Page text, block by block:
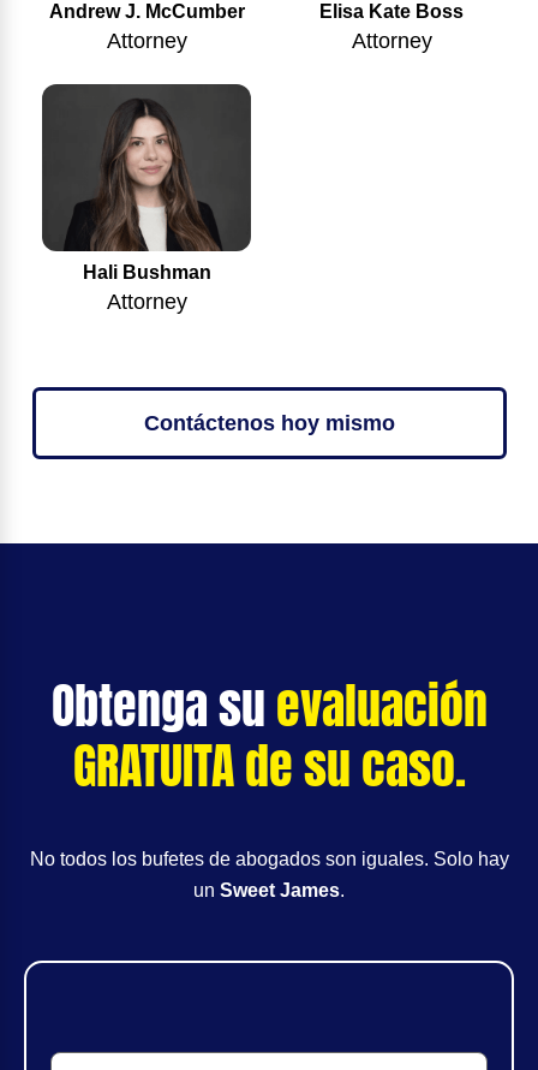
Andrew J. McCumber
Attorney
Elisa Kate Boss
Attorney
Hali Bushman
Attorney
Contáctenos hoy mismo
Obtenga suevaluación
GRATUITA de su caso.
No todos los bufetes de abogados son iguales. Solo hay
un Sweet James.